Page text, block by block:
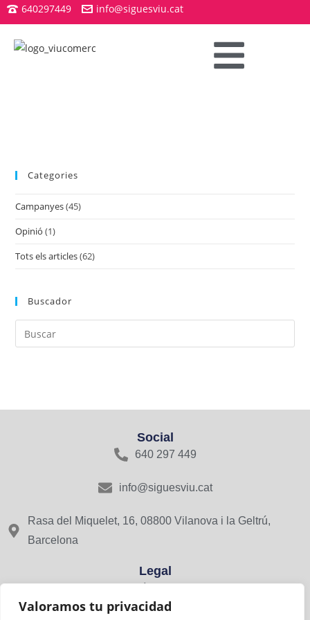
Valoramos tu privacidad
640297449 info@siguesviu.cat
Categories
Campanyes(45)
Opinió (1)
Tots els articles(62)
Buscador
Social
640 297 449
info@siguesviu.cat
Rasa del Miquelet, 16, 08800 Vilanova i la Geltrú,
Barcelona
Legal